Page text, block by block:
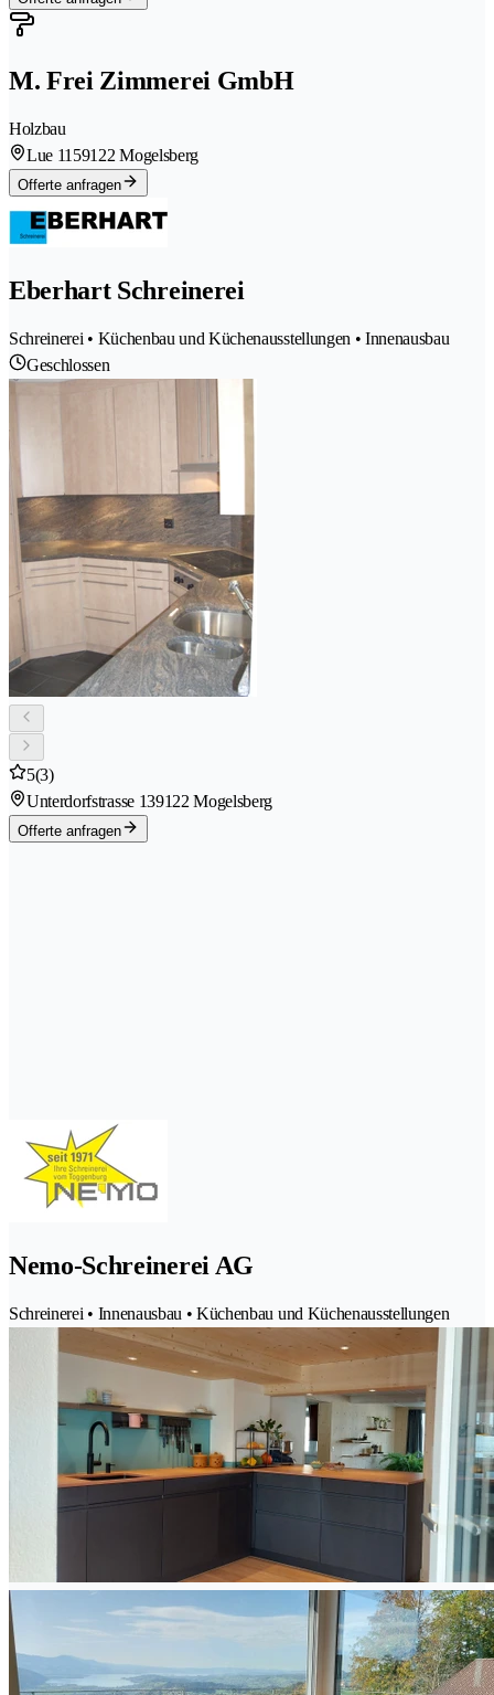
M. Frei Zimmerei GmbH
Holzbau
Lue 1159122 Mogelsberg
Offerte anfragen
Eberhart Schreinerei
Schreinerei • Küchenbau und Küchenausstellungen • Innenausbau
Geschlossen
5(3)
Unterdorfstrasse 139122 Mogelsberg
Offerte anfragen
Nemo-Schreinerei AG
Schreinerei • Innenausbau • Küchenbau und Küchenausstellungen